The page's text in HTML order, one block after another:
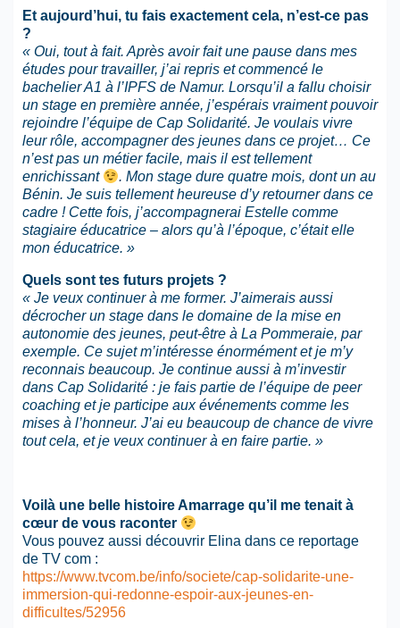
Et aujourd’hui, tu fais exactement cela, n’est-ce pas
?
« Oui, tout à fait. Après avoir fait une pause dans mes
études pour travailler, j’ai repris et commencé le
bachelier A1 à l’IPFS de Namur. Lorsqu’il a fallu choisir
un stage en première année, j’espérais vraiment pouvoir
rejoindre l’équipe de Cap Solidarité. Je voulais vivre
leur rôle, accompagner des jeunes dans ce projet… Ce
n’est pas un métier facile, mais il est tellement
enrichissant
. Mon stage dure quatre mois, dont un au
Bénin. Je suis tellement heureuse d’y retourner dans ce
cadre ! Cette fois, j’accompagnerai Estelle comme
stagiaire éducatrice – alors qu’à l’époque, c’était elle
mon éducatrice. »
Quels sont tes futurs projets ?
« Je veux continuer à me former. J’aimerais aussi
décrocher un stage dans le domaine de la mise en
autonomie des jeunes, peut-être à La Pommeraie, par
exemple. Ce sujet m’intéresse énormément et je m’y
reconnais beaucoup. Je continue aussi à m’investir
dans Cap Solidarité : je fais partie de l’équipe de peer
coaching et je participe aux événements comme les
mises à l’honneur. J’ai eu beaucoup de chance de vivre
tout cela, et je veux continuer à en faire partie. »
Voilà une belle histoire Amarrage qu’il me tenait à
cœur de vous raconter
Vous pouvez aussi découvrir Elina dans ce reportage
de TV com :
https://www.tvcom.be/info/societe/cap-solidarite-une-
immersion-qui-redonne-espoir-aux-jeunes-en-
difficultes/52956